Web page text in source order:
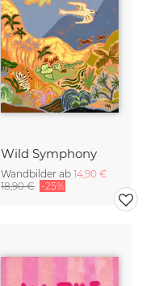
Wild Symphony
Wandbilder ab 14,90 €
18,90 € -25%